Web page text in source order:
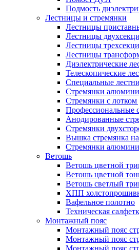
Подмость
Лестницы и стремянки
Лестницы
Лестницы
Лестницы
Лестницы
Диэлектрические
Телескопические
Специальные
Стремянки
Стремянки c
Профессиональные
Анодированные
Стремянки
Вышка стремянка на
Стремянки
Ветошь
Ветошь цветной
Ветошь цветной
Ветошь светлый
ХПП
Вафельное полотно
Техническая
Монтажный пояс
Монтажный пояс
Монтажный пояс
Монтажный пояс